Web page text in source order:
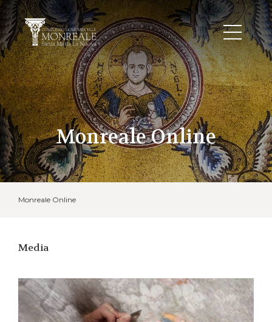
Monreale Online
Monreale Online
Media